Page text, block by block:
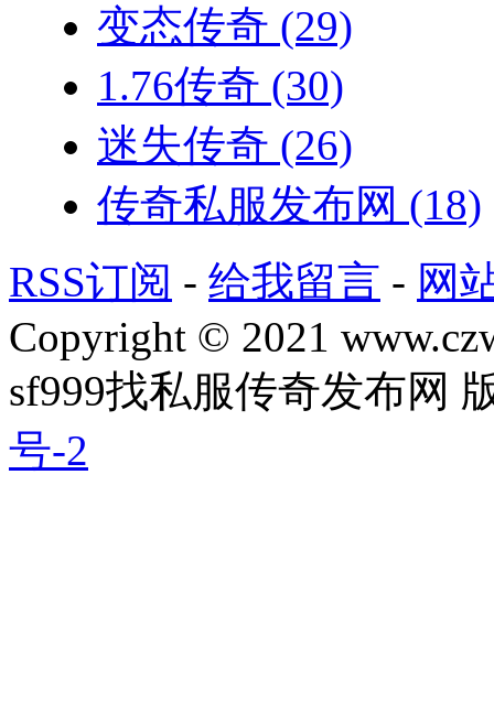
变态传奇 (29)
1.76传奇 (30)
迷失传奇 (26)
传奇私服发布网 (18)
RSS订阅 - 给我留言 - 网
Copyright © 2021
sf999找私服传奇发布网
号-2